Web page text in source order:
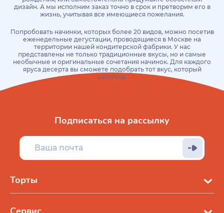
дизайн. А мы исполним заказ точно в срок и претворим его в
жизнь, учитывая все имеющиеся пожелания.
Попробовать начинки, которых более 20 видов, можно посетив
еженедельные дегустации, проводящиеся в Москве на
территории нашей кондитерской фабрики. У нас
представлены не только традиционные вкусы, но и самые
необычные и оригинальные сочетания начинок. Для каждого
яруса десерта вы сможете подобрать тот вкус, который
захотите.
Торты
Подписаться на рассылку